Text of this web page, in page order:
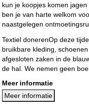
kun je koopjes komen
ben je van harte welkom
naastgelegen
Textiel donerenOp deze
bruikbare kleding,
afgesloten zaken in de
de hal. We nemen geen
Meer informatie
Meer informatie